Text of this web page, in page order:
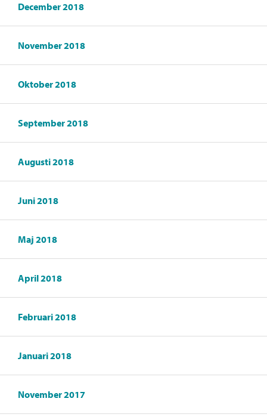
December 2018
November 2018
Oktober 2018
September 2018
Augusti 2018
Juni 2018
Maj 2018
April 2018
Februari 2018
Januari 2018
November 2017